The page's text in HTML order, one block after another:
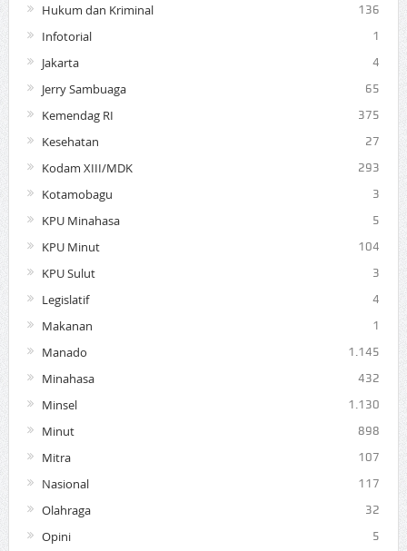
Hukum dan Kriminal 136
Infotorial 1
Jakarta 4
Jerry Sambuaga 65
Kemendag RI 375
Kesehatan 27
Kodam XIII/MDK 293
Kotamobagu 3
KPU Minahasa 5
KPU Minut 104
KPU Sulut 3
Legislatif 4
Makanan 1
Manado 1.145
Minahasa 432
Minsel 1.130
Minut 898
Mitra 107
Nasional 117
Olahraga 32
Opini 5